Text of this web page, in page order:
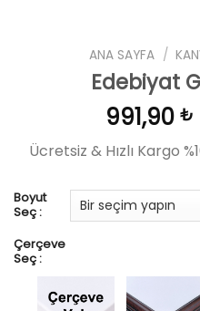
ANA SAYFA /
Edebiyat
991,90 ₺
Ücretsiz & Hızlı Kargo
Boyut
Seç :
Çerçeve
Seç :